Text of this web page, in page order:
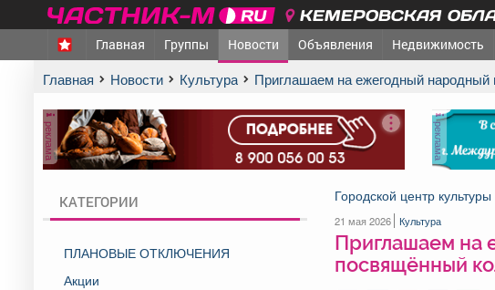
КЕМЕРОВСКАЯ
Главная Группы Новости Объявления Недвижимость
Главная Новости Культура Приглашаем на ежегодный
реклама реклама
КАТЕГОРИИ
ПЛАНОВЫЕ ОТКЛЮЧЕНИЯ
Акции
Городской центр культуры
21 мая 2026 Культура
Приглашаем на
посвящённый